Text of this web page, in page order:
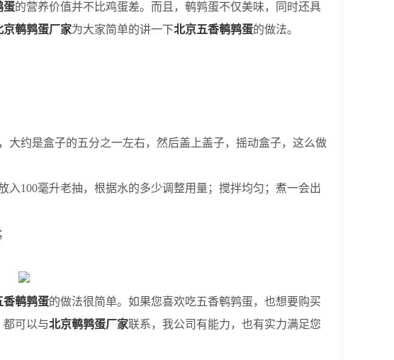
蛋的营养价值并不比鸡蛋差。而且，鹌鹑蛋不仅美味，同时还具
京鹌鹑蛋厂家为大家简单的讲一下北京五香鹌鹑蛋的做法。
约是盒子的五分之一左右，然后盖上盖子，摇动盒子，这么做
100毫升老抽，根据水的多少调整用量；搅拌均匀；煮一会出
香鹌鹑蛋的做法很简单。如果您喜欢吃五香鹌鹑蛋，也想要购买
都可以与北京鹌鹑蛋厂家联系，我公司有能力，也有实力满足您